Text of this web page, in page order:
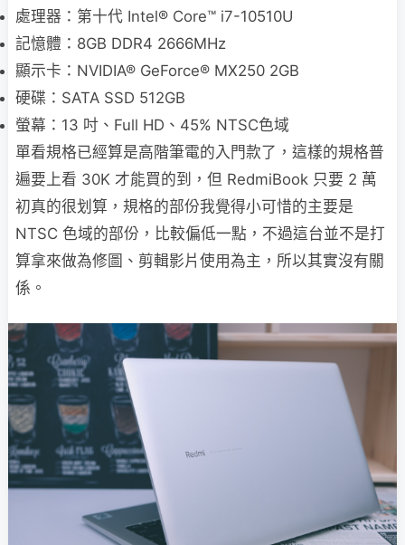
處理器：第十代 Intel® Core™ i7-10510U
記憶體：8GB DDR4 2666MHz
顯示卡：NVIDIA® GeForce® MX250 2GB
硬碟：SATA SSD 512GB
螢幕：13 吋、Full HD、45% NTSC色域
單看規格已經算是高階筆電的入門款了，這樣的規格普
遍要上看 30K 才能買的到，但 RedmiBook 只要 2 萬
初真的很划算，規格的部份我覺得小可惜的主要是
NTSC 色域的部份，比較偏低一點，不過這台並不是打
算拿來做為修圖、剪輯影片使用為主，所以其實沒有關
係。